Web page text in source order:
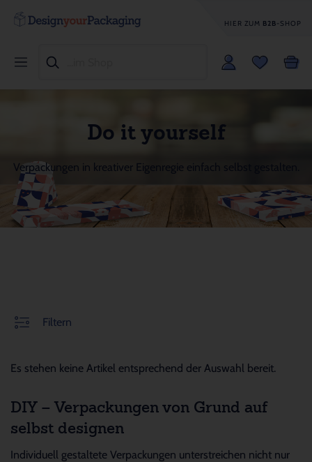
HIER ZUM B2B-SHOP
Do it yourself
Verpackungen in kreativer Eigenregie einfach selbst gestalten.
Filtern
Es stehen keine Artikel entsprechend der Auswahl bereit.
DIY – Verpackungen von Grund auf
selbst designen
Individuell gestaltete Verpackungen unterstreichen nicht nur